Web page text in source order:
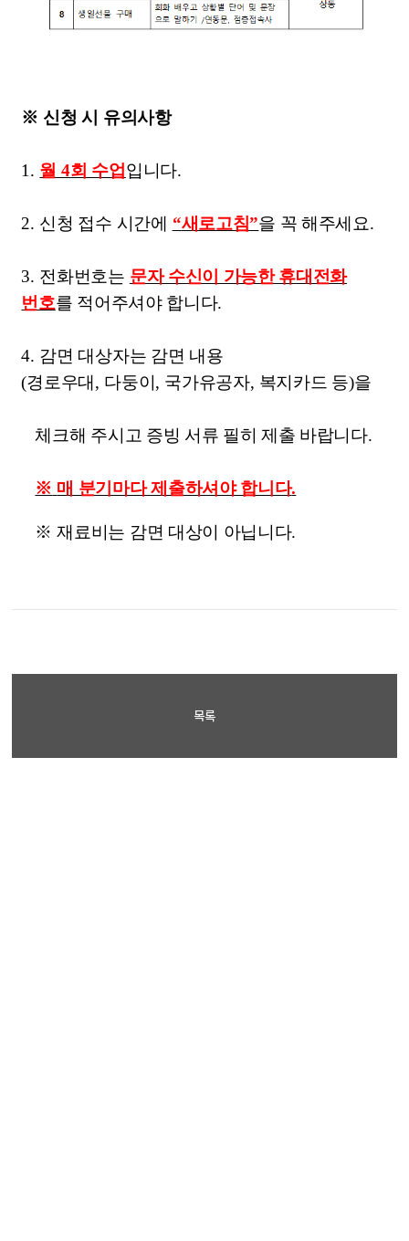
※ 신청 시 유의사항
1. 월 4회 수업 입니다.
2. 신청 접수 시간에 “새로고침”을 꼭 해주세요.
3. 전화번호는 문자 수신이 가능한 휴대전화
번호를 적어주셔야 합니다.
4. 감면 대상자는 감면 내용
(경로우대 , 다둥이 , 국가유공자, 복지카드 등)을
체크해 주시고 증빙 서류 필히 제출 바랍니다.
※ 매 분기마다 제출하셔야 합니다.
※ 재료비는 감면 대상이 아닙니다.
목록